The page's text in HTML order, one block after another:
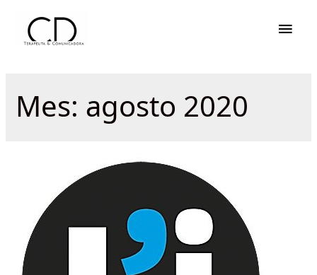
Mes: agosto 2020